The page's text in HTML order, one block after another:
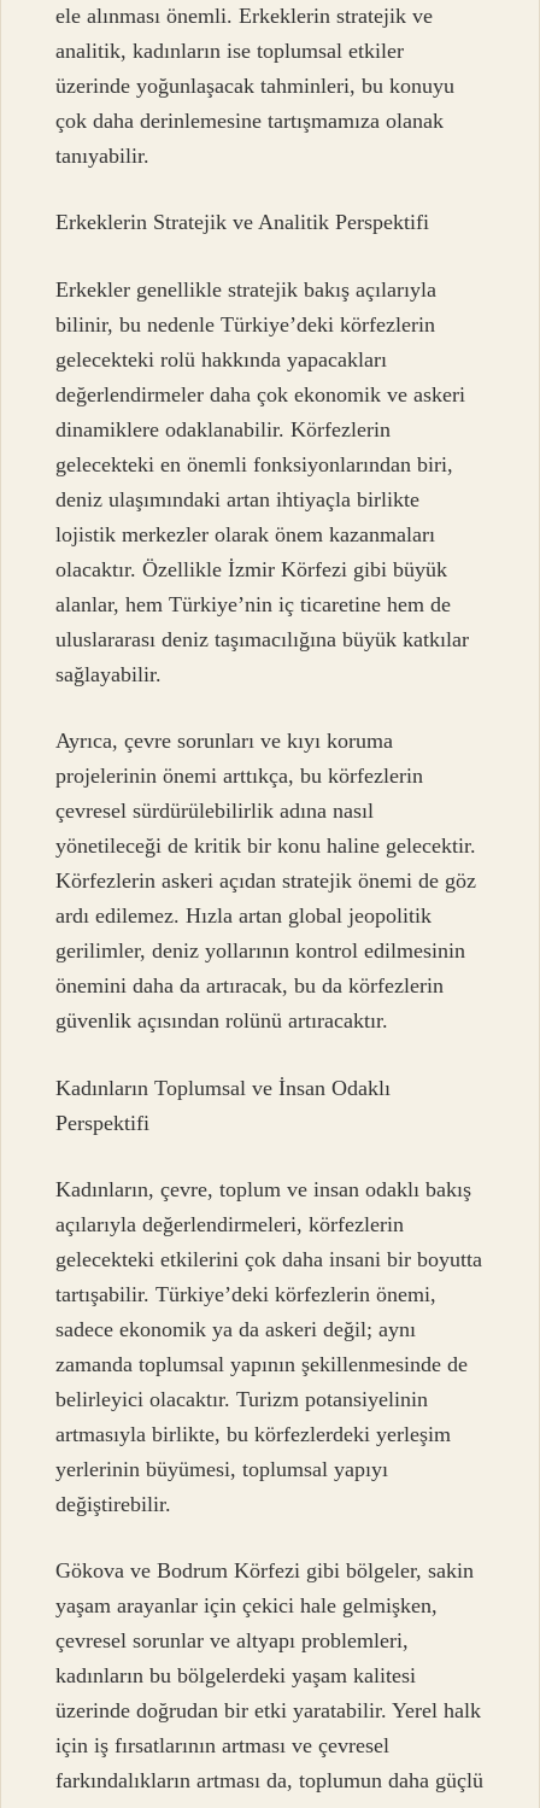
ele alınması önemli. Erkeklerin stratejik ve
analitik, kadınların ise toplumsal etkiler
üzerinde yoğunlaşacak tahminleri, bu konuyu
çok daha derinlemesine tartışmamıza olanak
tanıyabilir.
Erkeklerin Stratejik ve Analitik Perspektifi
Erkekler genellikle stratejik bakış açılarıyla
bilinir, bu nedenle Türkiye’deki körfezlerin
gelecekteki rolü hakkında yapacakları
değerlendirmeler daha çok ekonomik ve askeri
dinamiklere odaklanabilir. Körfezlerin
gelecekteki en önemli fonksiyonlarından biri,
deniz ulaşımındaki artan ihtiyaçla birlikte
lojistik merkezler olarak önem kazanmaları
olacaktır. Özellikle İzmir Körfezi gibi büyük
alanlar, hem Türkiye’nin iç ticaretine hem de
uluslararası deniz taşımacılığına büyük katkılar
sağlayabilir.
Ayrıca, çevre sorunları ve kıyı koruma
projelerinin önemi arttıkça, bu körfezlerin
çevresel sürdürülebilirlik adına nasıl
yönetileceği de kritik bir konu haline gelecektir.
Körfezlerin askeri açıdan stratejik önemi de göz
ardı edilemez. Hızla artan global jeopolitik
gerilimler, deniz yollarının kontrol edilmesinin
önemini daha da artıracak, bu da körfezlerin
güvenlik açısından rolünü artıracaktır.
Kadınların Toplumsal ve İnsan Odaklı
Perspektifi
Kadınların, çevre, toplum ve insan odaklı bakış
açılarıyla değerlendirmeleri, körfezlerin
gelecekteki etkilerini çok daha insani bir boyutta
tartışabilir. Türkiye’deki körfezlerin önemi,
sadece ekonomik ya da askeri değil; aynı
zamanda toplumsal yapının şekillenmesinde de
belirleyici olacaktır. Turizm potansiyelinin
artmasıyla birlikte, bu körfezlerdeki yerleşim
yerlerinin büyümesi, toplumsal yapıyı
değiştirebilir.
Gökova ve Bodrum Körfezi gibi bölgeler, sakin
yaşam arayanlar için çekici hale gelmişken,
çevresel sorunlar ve altyapı problemleri,
kadınların bu bölgelerdeki yaşam kalitesi
üzerinde doğrudan bir etki yaratabilir. Yerel halk
için iş fırsatlarının artması ve çevresel
farkındalıkların artması da, toplumun daha güçlü